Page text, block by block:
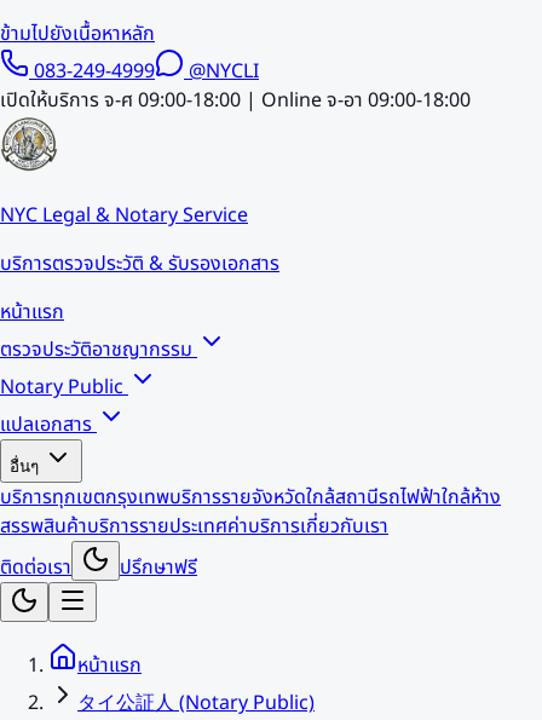
ข้ามไปยังเนื้อหาหลัก
083-249-4999
@NYCLI
เปิดให้บริการ จ-ศ 09:00-18:00 | Online จ-อา 09:00-18:00
NYC Legal & Notary Service
บริการตรวจประวัติ & รับรองเอกสาร
หน้าแรก
ตรวจประวัติอาชญากรรม
Notary Public
แปลเอกสาร
อื่นๆ
บริการทุกเขตกรุงเทพบริการรายจังหวัดใกล้สถานีรถไฟฟ้าใกล้ห้าง
สรรพสินค้าบริการรายประเทศค่าบริการเกี่ยวกับเรา
ติดต่อเรา
ปรึกษาฟรี
หน้าแรก
タイ公証人 (Notary Public)